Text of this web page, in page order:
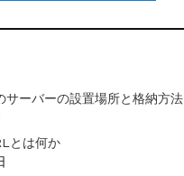
サーバーの設置場所と格納方法
とは何か